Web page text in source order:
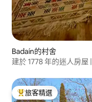
Badaín的村舍
建於 1778 年的迷人房屋
旅客精選榜首
旅客精選